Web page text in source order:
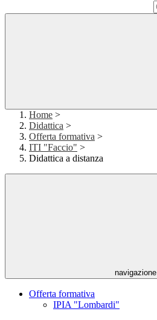
Home >
Didattica >
Offerta formativa >
ITI "Faccio" >
Didattica a distanza
navigazione
Offerta formativa
IPIA "Lombardi"